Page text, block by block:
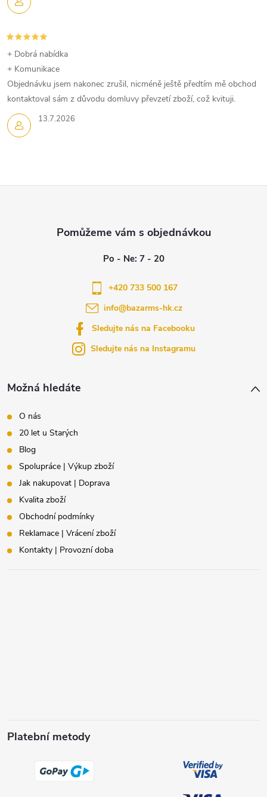
y
v
ý
p
i
s
13.7.2026
+ Dobrá nabídka
+ Komunikace
Objednávku jsem nakonec zrušil, nicméně ještě předtím mě obchod
kontaktoval sám z důvodu domluvy převzetí zboží, což kvituji.
Možná hledáte
O nás
20 let u Starých
Blog
Spolupráce | Výkup zboží
Jak nakupovat | Doprava
Kvalita zboží
Obchodní podmínky
Reklamace | Vrácení zboží
Kontakty | Provozní doba
Platební metody
info@bazarms-hk.cz
+420 733 500 167
Sledujte nás na Facebooku
Sledujte nás na Instagramu